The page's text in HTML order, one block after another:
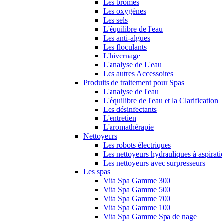
Les bromes
Les oxygènes
Les sels
L'équilibre de l'eau
Les anti-algues
Les floculants
L'hivernage
L'analyse de L'eau
Les autres Accessoires
Produits de traitement pour Spas
L'analyse de l'eau
L'équilibre de l'eau et la Clarification
Les désinfectants
L'entretien
L'aromathérapie
Nettoyeurs
Les robots électriques
Les nettoyeurs hydrauliques à
Les nettoyeurs avec surpresseurs
Les spas
Vita Spa Gamme 300
Vita Spa Gamme 500
Vita Spa Gamme 700
Vita Spa Gamme 100
Vita Spa Gamme Spa de nage